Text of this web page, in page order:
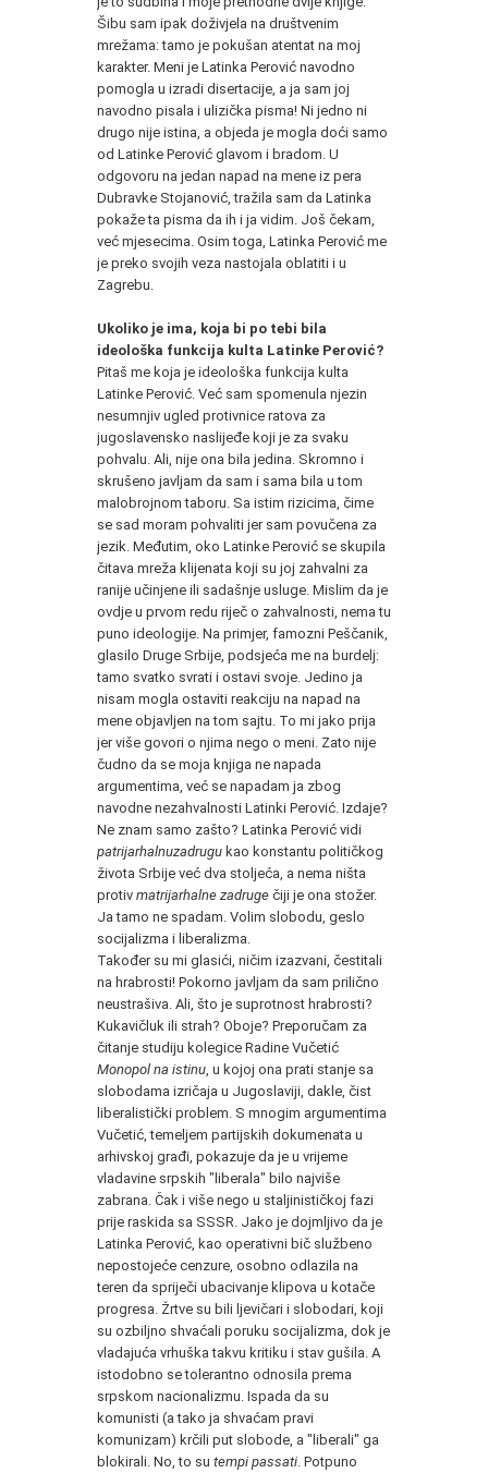
Šibu sam ipak doživjela na društvenim
mrežama: tamo je pokušan atentat na moj
karakter. Meni je Latinka Perović navodno
pomogla u izradi disertacije, a ja sam joj
navodno pisala i ulizička pisma! Ni jedno ni
drugo nije istina, a objeda je mogla doći samo
od Latinke Perović glavom i bradom. U
odgovoru na jedan napad na mene iz pera
Dubravke Stojanović, tražila sam da Latinka
pokaže ta pisma da ih i ja vidim. Još čekam,
već mjesecima. Osim toga, Latinka Perović me
je preko svojih veza nastojala oblatiti i u
Zagrebu.
Ukoliko je ima, koja bi po tebi bila
ideološka funkcija kulta Latinke Perović?
Pitaš me koja je ideološka funkcija kulta
Latinke Perović. Već sam spomenula njezin
nesumnjiv ugled protivnice ratova za
jugoslavensko naslijeđe koji je za svaku
pohvalu. Ali, nije ona bila jedina. Skromno i
skrušeno javljam da sam i sama bila u tom
malobrojnom taboru. Sa istim rizicima, čime
se sad moram pohvaliti jer sam povučena za
jezik. Međutim, oko Latinke Perović se skupila
čitava mreža klijenata koji su joj zahvalni za
ranije učinjene ili sadašnje usluge. Mislim da je
ovdje u prvom redu riječ o zahvalnosti, nema tu
puno ideologije. Na primjer, famozni Peščanik,
glasilo Druge Srbije, podsjeća me na burdelj:
tamo svatko svrati i ostavi svoje. Jedino ja
nisam mogla ostaviti reakciju na napad na
mene objavljen na tom sajtu. To mi jako prija
jer više govori o njima nego o meni. Zato nije
čudno da se moja knjiga ne napada
argumentima, već se napadam ja zbog
navodne nezahvalnosti Latinki Perović. Izdaje?
Ne znam samo zašto? Latinka Perović vidi
patrijarhalnuzadrugu kao konstantu političkog
života Srbije već dva stoljeća, a nema ništa
protiv matrijarhalne zadruge čiji je ona stožer.
Ja tamo ne spadam. Volim slobodu, geslo
socijalizma i liberalizma.
Također su mi glasići, ničim izazvani, čestitali
na hrabrosti! Pokorno javljam da sam prilično
neustrašiva. Ali, što je suprotnost hrabrosti?
Kukavičluk ili strah? Oboje? Preporučam za
čitanje studiju kolegice Radine Vučetić
Monopol na istinu , u kojoj ona prati stanje sa
slobodama izričaja u Jugoslaviji, dakle, čist
liberalistički problem. S mnogim argumentima
Vučetić, temeljem partijskih dokumenata u
arhivskoj građi, pokazuje da je u vrijeme
vladavine srpskih "liberala" bilo najviše
zabrana. Čak i više nego u staljinističkoj fazi
prije raskida sa SSSR. Jako je dojmljivo da je
Latinka Perović, kao operativni bič službeno
nepostojeće cenzure, osobno odlazila na
teren da spriječi ubacivanje klipova u kotače
progresa. Žrtve su bili ljevičari i slobodari, koji
su ozbiljno shvaćali poruku socijalizma, dok je
vladajuća vrhuška takvu kritiku i stav gušila. A
istodobno se tolerantno odnosila prema
srpskom nacionalizmu. Ispada da su
komunisti (a tako ja shvaćam pravi
komunizam) krčili put slobode, a "liberali" ga
blokirali. No, to su tempi passati . Potpuno